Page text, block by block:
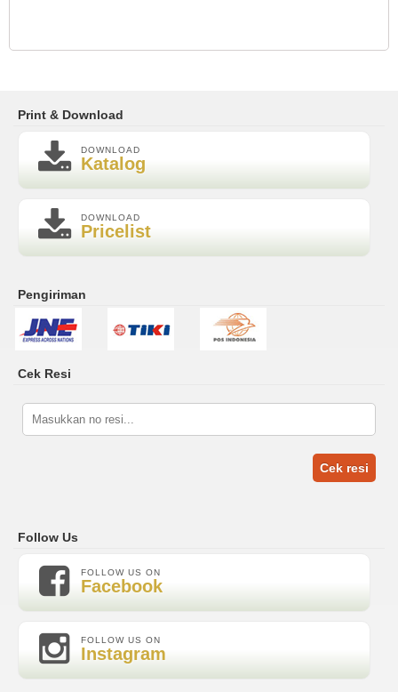
Print & Download
DOWNLOAD
Katalog
DOWNLOAD
Pricelist
Pengiriman
Cek Resi
Cek resi
Follow Us
FOLLOW US ON
Facebook
FOLLOW US ON
Instagram